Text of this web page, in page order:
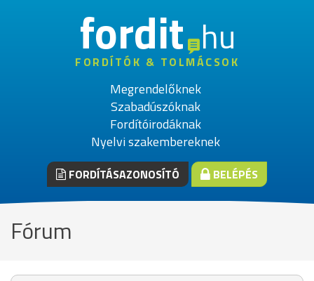
fordithu
FORDÍTÓK & TOLMÁCSOK
Megrendelőknek
Szabadúszóknak
Fordítóirodáknak
Nyelvi szakembereknek
FORDÍTÁSAZONOSÍTÓ BELÉPÉS
Fórum